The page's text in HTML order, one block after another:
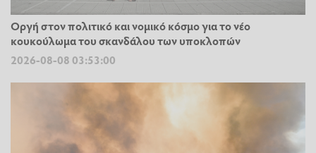
Οργή στον πολιτικό και νομικό κόσμο για το νέο
κουκούλωμα του σκανδάλου των υποκλοπών
2026-08-08 03:53:00